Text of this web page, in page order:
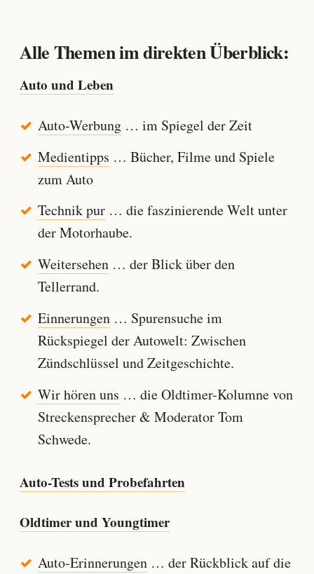
Alle Themen im direkten Überblick:
Auto und Leben
Auto-Werbung… im Spiegel der Zeit
Medientipps … Bücher, Filme und Spiele
zum Auto
Technik pur… die faszinierende Welt unter
der Motorhaube.
Weitersehen… der Blick über den
Tellerrand.
Einnerungen… Spurensuche im
Rückspiegel der Autowelt: Zwischen
Zündschlüssel und Zeitgeschichte.
Wir hören uns … die Oldtimer-Kolumne von
Streckensprecher & Moderator Tom
Schwede.
Auto-Tests und Probefahrten
Oldtimer und Youngtimer
Auto-Erinnerungen… der Rückblick auf die